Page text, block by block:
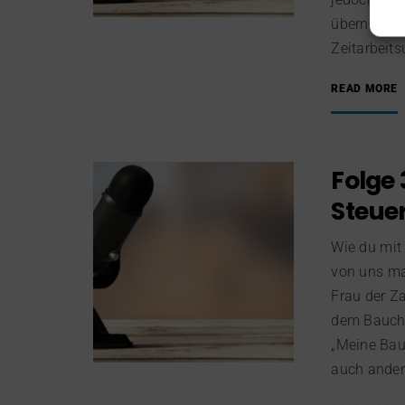
READ MORE
Folge
Wie du
von uns
Frau der
dem
„Meine
auch